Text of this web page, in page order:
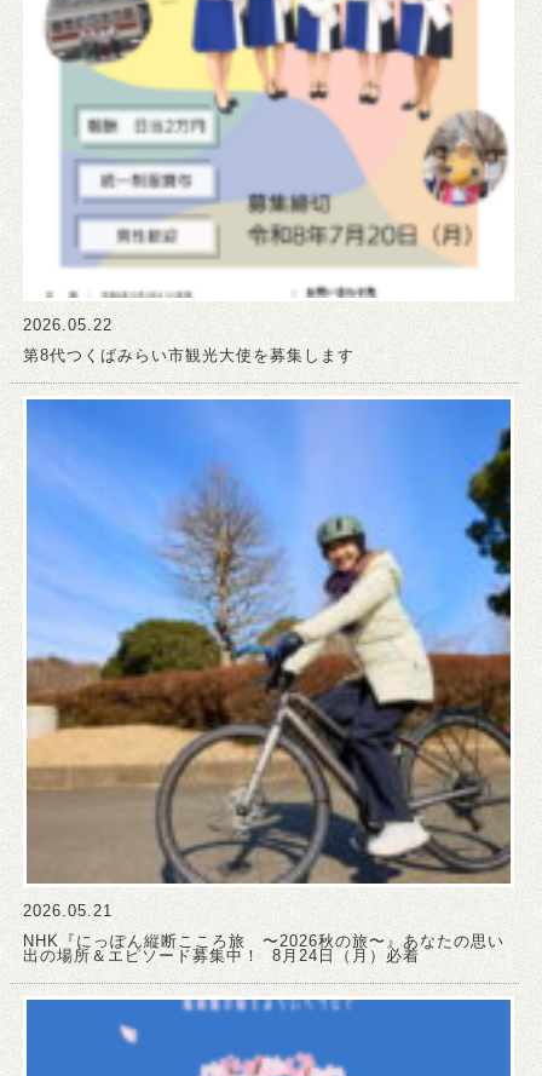
2026.05.22
第8代つくばみらい市観光大使を募集します
2026.05.21
NHK『にっぽん縦断こころ旅 〜2026秋の旅〜』あなたの思い
出の場所＆エピソード募集中！ 8月24日（月）必着